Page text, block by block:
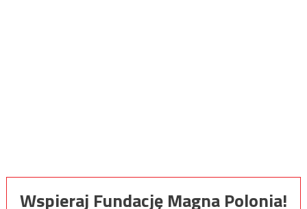
Wspieraj Fundację Magna Polonia!